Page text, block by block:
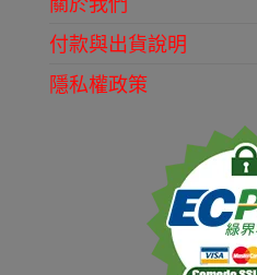
付款與出貨說明
隱私權政策